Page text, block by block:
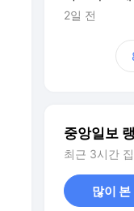
유
2일 전
중앙일보
최근 3시간
많이 본